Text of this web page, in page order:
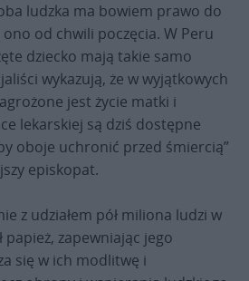
ludzka ma bowiem prawo do
ono od chwili poczęcia. W Peru
dziecko mają takie samo
wykazują, że w wyjątkowych
jest życie matki i
lekarskiej są dziś dostępne
oboje uchronić przed śmiercią”
episkopat.
z udziałem pół miliona ludzi w
papież, zapewniając jego
się w ich modlitwę i